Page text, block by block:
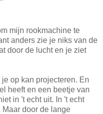
mijn rookmachine te
anders zie je niks van de
door de lucht en je ziet
op kan projecteren. En
heeft en een beetje van
in 't echt uit. In 't echt
door de lange